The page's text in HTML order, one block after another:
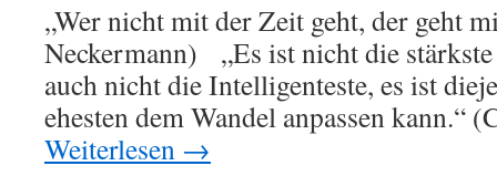
„Wer nicht mit der Zeit geht, der geht
Neckermann) „Es ist nicht die stärkste
auch nicht die Intelligenteste, es ist
ehesten dem Wandel anpassen
Weiterlesen →